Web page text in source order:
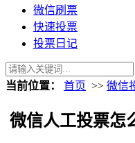
微信刷票
快速投票
投票日记
当前位置： 首页 >> 微信
微信人工投票怎